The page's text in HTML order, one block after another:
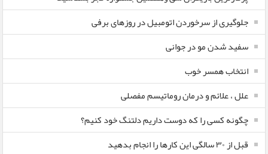
جلوگیری از سرخوردن اتومبیل در روزهای برفی
سفید شدن مو در جوانی
انتخاب همسر خوب
علل ، علائم و درمان روماتیسم مفصلی
چگونه کسی را که دوست داریم دلتنگ خود کنیم؟
قبل از ۳۰ سالگی این کارها را انجام بدهید